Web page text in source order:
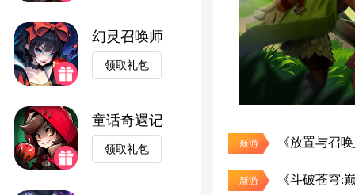
幻灵召唤师
领取礼包
童话奇遇记
领取礼包
新游 《放置与召
新游